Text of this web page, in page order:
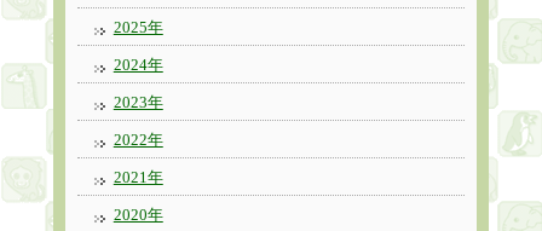
2025年
2024年
2023年
2022年
2021年
2020年